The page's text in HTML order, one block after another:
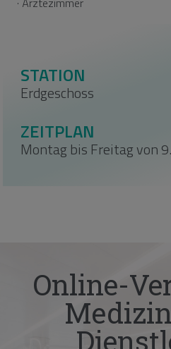
STATION
Erdgeschoss
ZEITPLAN
Montag bis Freitag von
Online-